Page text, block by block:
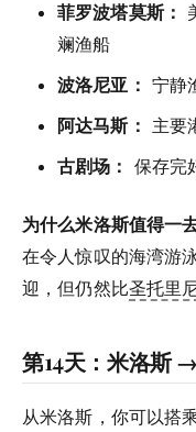
菲罗波塔莫斯：
斓渔船
波洛尼亚： 宁静
阿达马斯： 主要
古剧场： 保存完
为什么米洛斯值得一
在令人惊叹的海湾游
迎，但仍然比圣托里
第14天：米洛斯
从米洛斯，你可以搭